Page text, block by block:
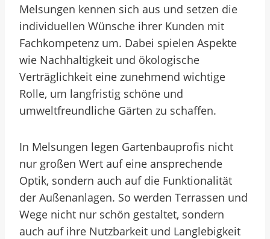
Melsungen kennen sich aus und setzen die
individuellen Wünsche ihrer Kunden mit
Fachkompetenz um. Dabei spielen Aspekte
wie Nachhaltigkeit und ökologische
Verträglichkeit eine zunehmend wichtige
Rolle, um langfristig schöne und
umweltfreundliche Gärten zu schaffen.
In Melsungen legen Gartenbauprofis nicht
nur großen Wert auf eine ansprechende
Optik, sondern auch auf die Funktionalität
der Außenanlagen. So werden Terrassen und
Wege nicht nur schön gestaltet, sondern
auch auf ihre Nutzbarkeit und Langlebigkeit